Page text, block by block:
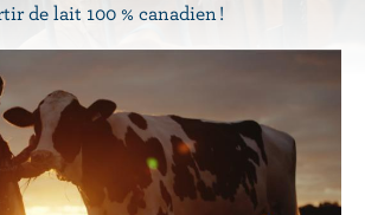
de lait 100 % canadien !